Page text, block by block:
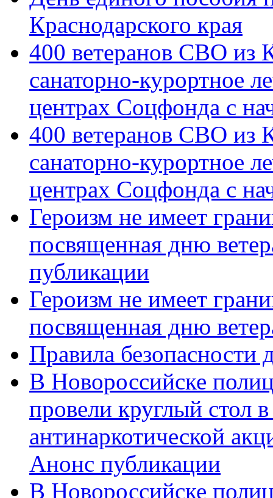
Краснодарского края
400 ветеранов СВО из
санаторно-курортное
центрах Соцфонда с
400 ветеранов СВО из
санаторно-курортное
центрах Соцфонда с
Героизм не имеет
посвященная дню
публикации
Героизм не имеет
посвященная дню
Правила безопасности
В Новороссийске
провели круглый стол
антинаркотической
Анонс публикации
В Новороссийске